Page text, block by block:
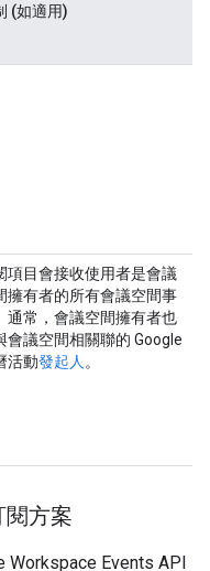
(如適用)
項目會接收使用者是會議
擁有者的所有會議空間事
通常，會議空間擁有者也
會議空間相關聯的 Google
活動發起人 。
方案
Workspace Events API